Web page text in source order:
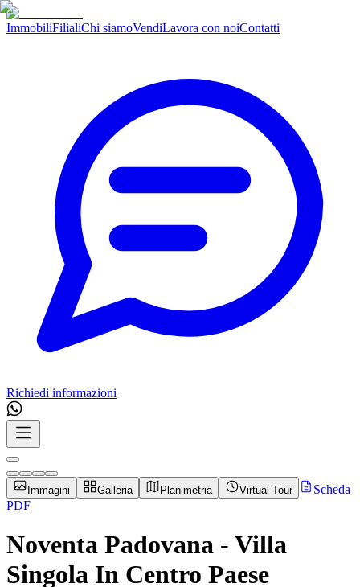
ImmobiliFilialiChi siamoVendiLavora con noiContatti
Richiedi informazioni
Immagini Galleria Planimetria Virtual Tour
Scheda
PDF
Noventa Padovana - Villa
Singola In Centro Paese